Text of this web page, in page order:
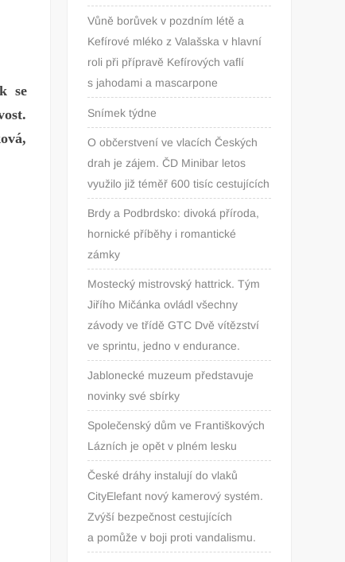
se
Vůně borůvek v pozdním létě a
Kefírové mléko z Valašska v hlavní
roli při přípravě Kefírových vaflí
s jahodami a mascarpone
Snímek týdne
O občerstvení ve vlacích Českých
drah je zájem. ČD Minibar letos
využilo již téměř 600 tisíc cestujících
Brdy a Podbrdsko: divoká příroda,
hornické příběhy i romantické
zámky
Mostecký mistrovský hattrick. Tým
Jiřího Mičánka ovládl všechny
závody ve třídě GTC Dvě vítězství
ve sprintu, jedno v endurance.
Jablonecké muzeum představuje
novinky své sbírky
Společenský dům ve Františkových
Lázních je opět v plném lesku
České dráhy instalují do vlaků
CityElefant nový kamerový systém.
Zvýší bezpečnost cestujících
a pomůže v boji proti vandalismu.